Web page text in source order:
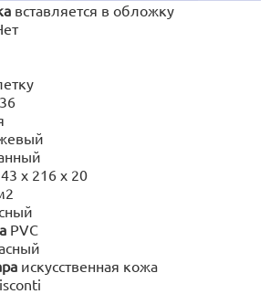
вставляется в обложку
х 216 х 20
PVC
искусственная кожа